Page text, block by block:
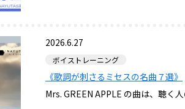
2026.6.27
ボイストレーニング
《歌詞が刺さるミセスの名曲７選》
Mrs. GREEN APPLE の曲は、聴く